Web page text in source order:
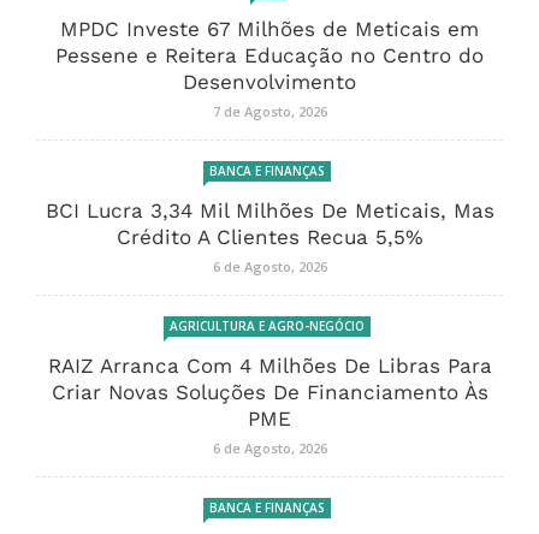
MPDC Investe 67 Milhões de Meticais em
Pessene e Reitera Educação no Centro do
Desenvolvimento
7 de Agosto, 2026
BANCA E FINANÇAS
BCI Lucra 3,34 Mil Milhões De Meticais, Mas
Crédito A Clientes Recua 5,5%
6 de Agosto, 2026
AGRICULTURA E AGRO-NEGÓCIO
RAIZ Arranca Com 4 Milhões De Libras Para
Criar Novas Soluções De Financiamento Às
PME
6 de Agosto, 2026
BANCA E FINANÇAS